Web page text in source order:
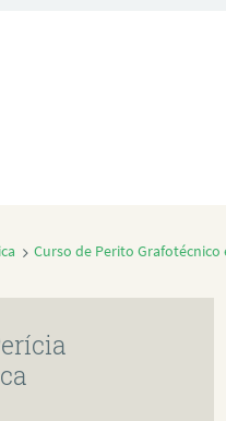
Curso de Perito Grafotécnico